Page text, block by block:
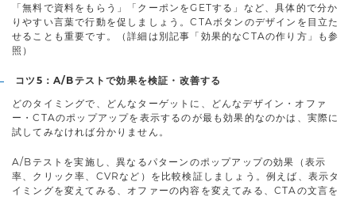
「無料で資料をもらう」「クーポンをGETする」など、具体的で分か
りやすい言葉で行動を促しましょう。CTAボタンのデザインを目立た
せることも重要です。（詳細は別記事「効果的なCTAの作り方」も参
照）
コツ5：A/Bテストで効果を検証・改善する
どのタイミングで、どんなターゲットに、どんなデザイン・オファ
ー・CTAのポップアップを表示するのが最も効果的なのかは、実際に
試してみなければ分かりません。
A/Bテストを実施し、異なるパターンのポップアップの効果（表示
率、クリック率、CVRなど）を比較検証しましょう。例えば、表示タ
イミングを変えてみる、オファーの内容を変えてみる、CTAの文言を